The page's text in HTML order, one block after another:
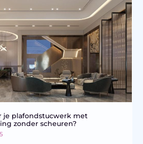
je plafondstucwerk met
zonder scheuren?